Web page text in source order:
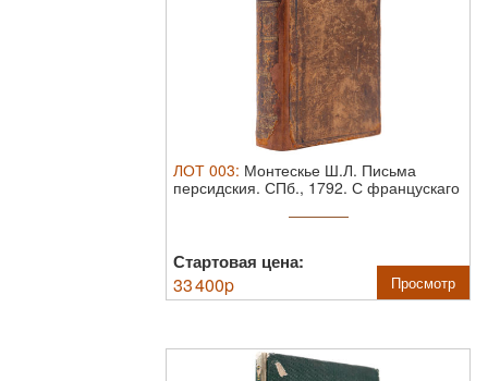
ЛОТ 003: Монтескье Ш.Л. Письма
персидския. СПб., 1792. С францускаго
Стартовая цена:
33 400p Просмотр